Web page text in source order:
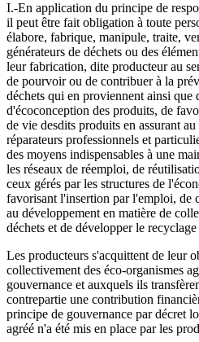
I.-En application du principe de
il peut être fait obligation à toute
élabore, fabrique, manipule, traite,
générateurs de déchets ou des
leur fabrication, dite producteur au
de pourvoir ou de contribuer à la
déchets qui en proviennent ainsi que
d'écoconception des produits, de
de vie desdits produits en assurant
réparateurs professionnels et
des moyens indispensables à une
les réseaux de réemploi, de
ceux gérés par les structures de
favorisant l'insertion par l'emploi, de
au développement en matière de
déchets et de développer le
Les producteurs s'acquittent de leur
collectivement des éco-organismes
gouvernance et auxquels ils
contrepartie une contribution
principe de gouvernance par décret
agréé n'a été mis en place par les